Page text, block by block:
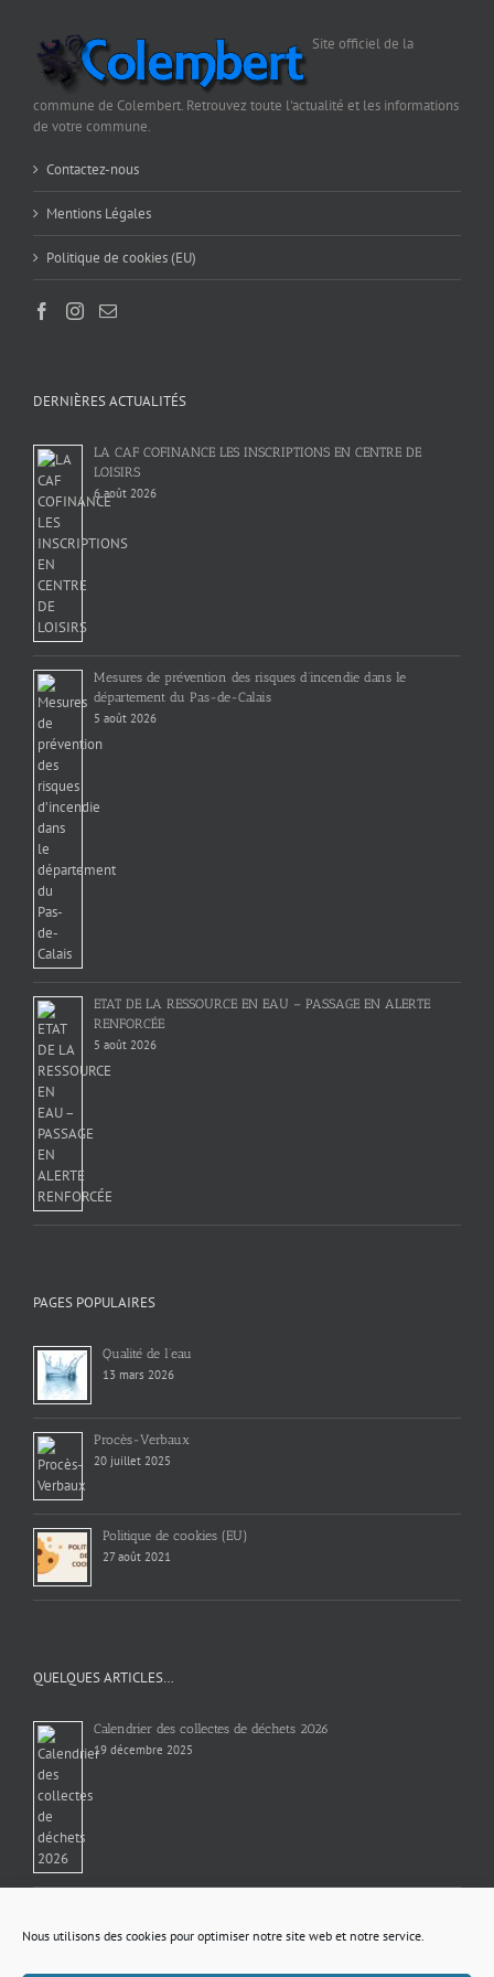
Nous utilisons des cookies pour optimiser notre site web et notre service.
Site officiel de la
commune de Colembert. Retrouvez toute l'actualité et les informations
de votre commune.
Contactez-nous
Mentions Légales
Politique de cookies (EU)
DERNIÈRES ACTUALITÉS
LA CAF COFINANCE LES INSCRIPTIONS EN CENTRE DE
LOISIRS
6 août 2026
Mesures de prévention des risques d’incendie dans le
département du Pas-de-Calais
5 août 2026
ETAT DE LA RESSOURCE EN EAU – PASSAGE EN ALERTE
RENFORCÉE
5 août 2026
PAGES POPULAIRES
Qualité de l’eau
13 mars 2026
Procès-Verbaux
20 juillet 2025
Politique de cookies (EU)
27 août 2021
QUELQUES ARTICLES…
Calendrier des collectes de déchets 2026
19 décembre 2025
4 novembre 2022